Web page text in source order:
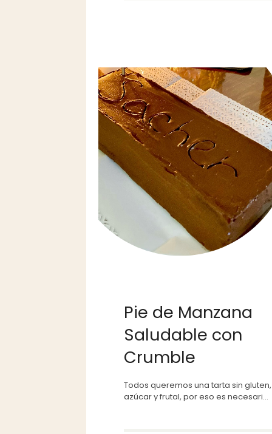
Pie de Manzana
Saludable con
Crumble
Todos queremos una tarta sin
azúcar y frutal, por eso es necesari...